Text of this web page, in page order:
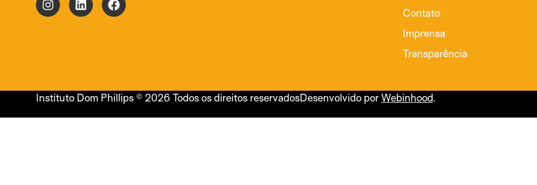
Contato
Imprensa
Transparência
Instituto Dom Phillips © 2026 Todos os direitos reservadosDesenvolvido porWebinhood.